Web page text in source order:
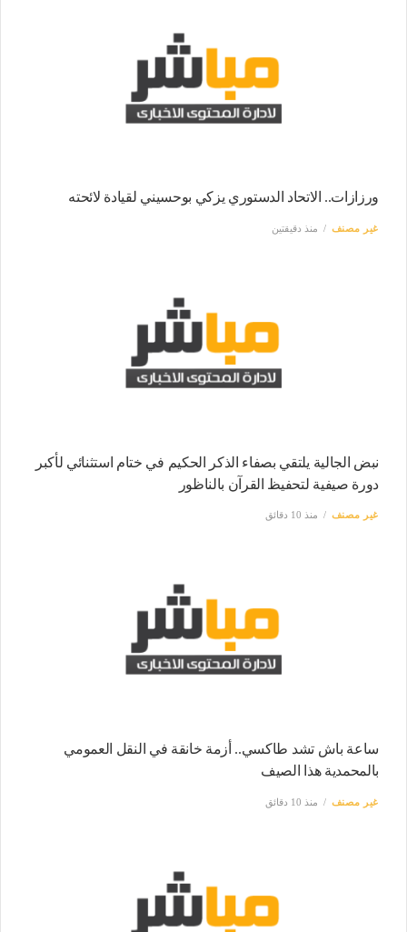
ورزازات.. الاتحاد الدستوري يزكي بوحسيني لقيادة لائحته
غير مصنف منذ دقيقتين
نبض الجالية يلتقي بصفاء الذكر الحكيم في ختام استثنائي لأكبر
دورة صيفية لتحفيظ القرآن بالناظور
غير مصنف منذ 10 دقائق
ساعة باش تشد طاكسي.. أزمة خانقة في النقل العمومي
بالمحمدية هذا الصيف
غير مصنف منذ 10 دقائق